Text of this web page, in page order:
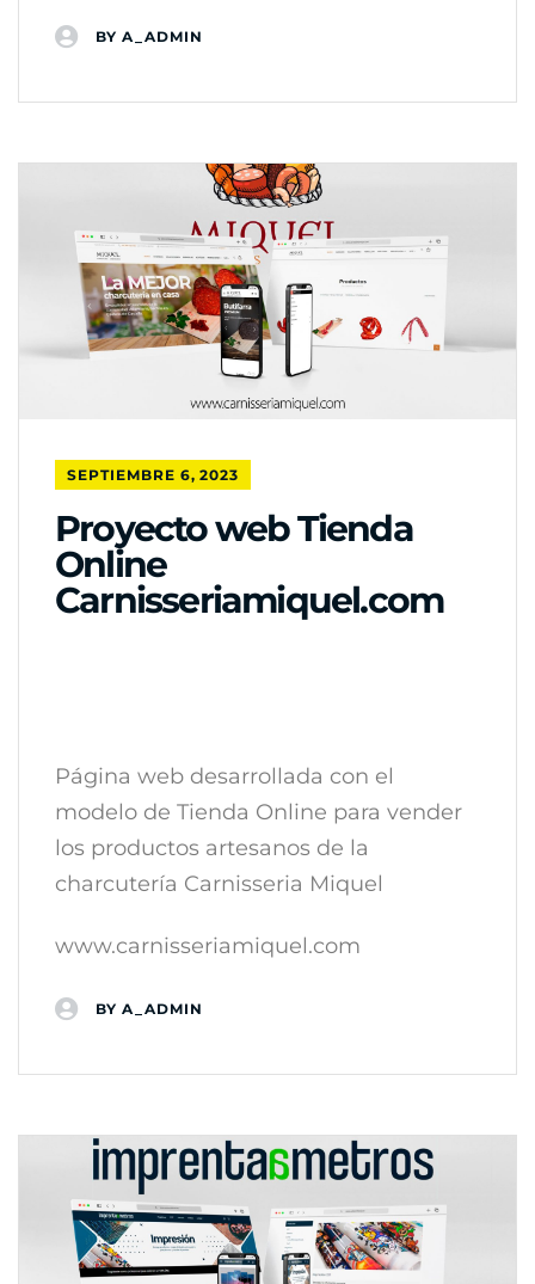
BY A_ADMIN
SEPTIEMBRE 6, 2023
Proyecto web Tienda
Online
Carnisseriamiquel.com
Página web desarrollada con el
modelo de Tienda Online para vender
los productos artesanos de la
charcutería Carnisseria Miquel
www.carnisseriamiquel.com
BY A_ADMIN